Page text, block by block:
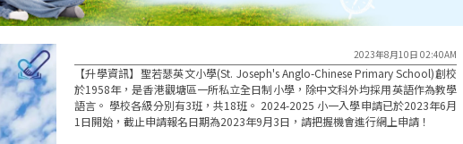
2023年8月10日 02:40AM
【升學資訊】聖若瑟英文小學(St. Joseph's Anglo-Chinese Primary School)創校
於1958年，是香港觀塘區一所私立全日制小學，除中文科外均採用英語作為教學
語言。 學校各級分別有3班，共18班。 2024-2025 小一入學申請已於2023年6月
1日開始，截止申請報名日期為2023年9月3日，請把握機會進行網上申請！